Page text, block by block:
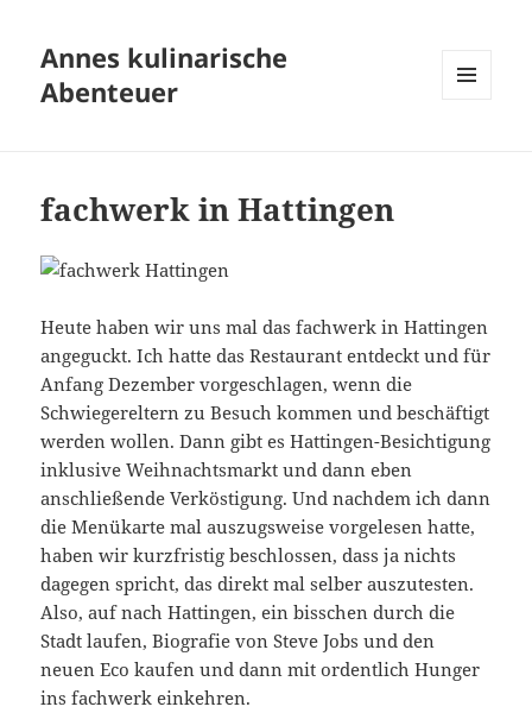
Annes kulinarische
Abenteuer
fachwerk in Hattingen
Heute haben wir uns mal das fachwerk in Hattingen
angeguckt. Ich hatte das Restaurant entdeckt und für
Anfang Dezember vorgeschlagen, wenn die
Schwiegereltern zu Besuch kommen und beschäftigt
werden wollen. Dann gibt es Hattingen-Besichtigung
inklusive Weihnachtsmarkt und dann eben
anschließende Verköstigung. Und nachdem ich dann
die Menükarte mal auszugsweise vorgelesen hatte,
haben wir kurzfristig beschlossen, dass ja nichts
dagegen spricht, das direkt mal selber auszutesten.
Also, auf nach Hattingen, ein bisschen durch die
Stadt laufen, Biografie von Steve Jobs und den
neuen Eco kaufen und dann mit ordentlich Hunger
ins fachwerk einkehren.